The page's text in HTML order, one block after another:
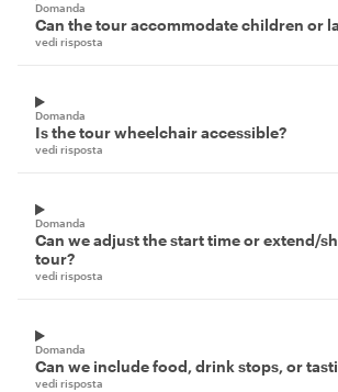
Domanda
Can the tour accommodate children or
vedi risposta
Domanda
Is the tour wheelchair accessible?
vedi risposta
Domanda
Can we adjust the start time or extend/
tour?
vedi risposta
Domanda
Can we include food, drink stops, or
vedi risposta